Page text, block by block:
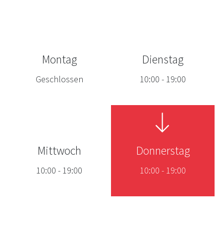
Montag
Geschlossen
Dienstag
10:00 - 19:00
Mittwoch
10:00 - 19:00
Donnerstag
10:00 - 19:00